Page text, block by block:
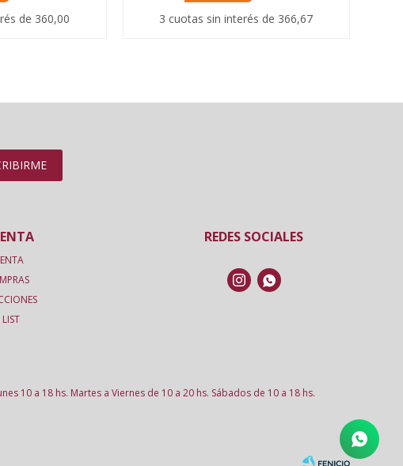
de 360,00 3 cuotas sin interés de 366,67
REDES SOCIALES
 
10 a 18 hs. Martes a Viernes de 10 a 20 hs. Sábados de 10 a 18 hs.